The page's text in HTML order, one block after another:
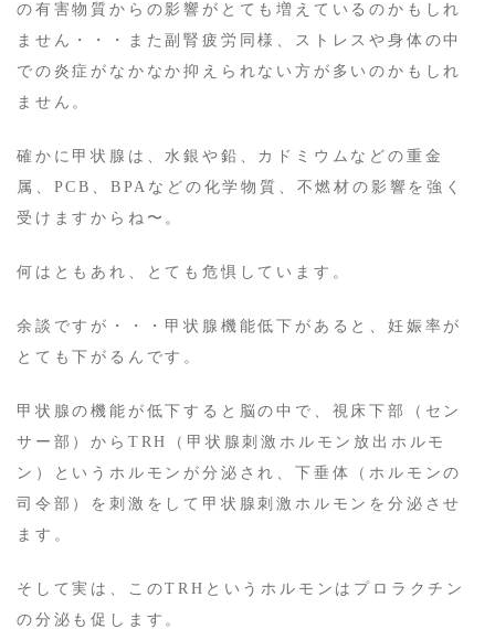
の有害物質からの影響がとても増えているのかもしれ
ません・・・また副腎疲労同様、ストレスや身体の中
での炎症がなかなか抑えられない方が多いのかもしれ
ません。
確かに甲状腺は、水銀や鉛、カドミウムなどの重金
属、PCB、BPAなどの化学物質、不燃材の影響を強く
受けますからね〜。
何はともあれ、とても危惧しています。
余談ですが・・・甲状腺機能低下があると、妊娠率が
とても下がるんです。
甲状腺の機能が低下すると脳の中で、視床下部（セン
サー部）からTRH（甲状腺刺激ホルモン放出ホルモ
ン）というホルモンが分泌され、下垂体（ホルモンの
司令部）を刺激をして甲状腺刺激ホルモンを分泌させ
ます。
そして実は、このTRHというホルモンはプロラクチン
の分泌も促します。